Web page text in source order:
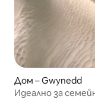
Дом – Gwynedd
Идеално за